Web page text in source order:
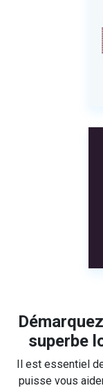
superbe
Il est essentiel
puisse vous